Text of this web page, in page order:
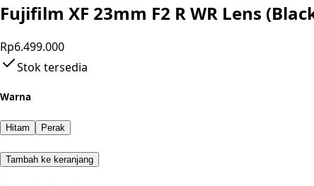
Fujifilm XF 23mm F2 R WR Lens
Rp6.499.000
Stok tersedia
Warna
Hitam Perak
Tambah ke keranjang